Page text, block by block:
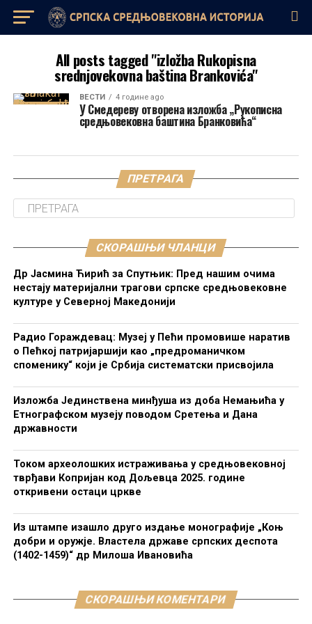
All posts tagged "izložba Rukopisna
srednjovekovna baština Brankovića"
ВЕСТИ 4 године ago
У Смедереву отворена изложба „Рукописна
средњовековна баштина Бранковића“
ПРЕТРАГА
СКОРАШЊИ ЧЛАНЦИ
Др Јасмина Ћирић за Спутњик: Пред нашим очима
нестају материјални трагови српске средњовековне
културе у Северној Македонији
Радио Гораждевац: Музеј у Пећи промовише наратив
о Пећкој патријаршији као „предроманичком
споменику“ који је Србија систематски присвојила
Изложба Јединствена минђуша из доба Немањића у
Етнографском музеју поводом Сретења и Дана
државности
Током археолошких истраживања у средњовековној
тврђави Копријан код Дољевца 2025. године
откривени остаци цркве
Из штампе изашло друго издање монографије „Коњ
добри и оружје. Властела државе српских деспота
(1402-1459)“ др Милоша Ивановића
СКОРАШЊИ КОМЕНТАРИ